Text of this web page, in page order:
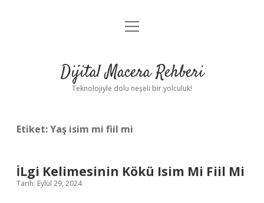
Anasayfa
Yasal Uyarı
menüyü
Dijital Macera Rehberi
Teknolojiyle dolu neşeli bir yolculuk!
Etiket:Yaş isim mi fiil mi
İLgi Kelimesinin Kökü Isim Mi Fiil Mi
Tarih: Eylül 29, 2024